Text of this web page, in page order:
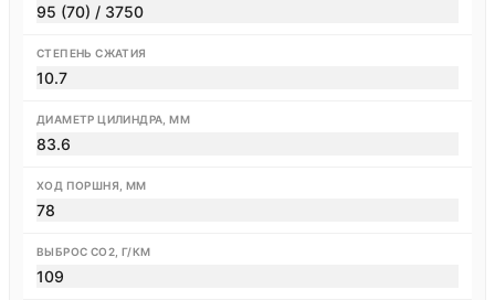
95 (70) / 3750
СТЕПЕНЬ СЖАТИЯ
10.7
ДИАМЕТР ЦИЛИНДРА, ММ
83.6
ХОД ПОРШНЯ, ММ
78
ВЫБРОС CO2, Г/КМ
109